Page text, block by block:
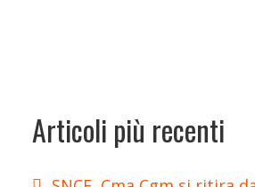
Articoli più recenti